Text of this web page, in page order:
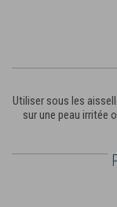
Utiliser sous les
sur une peau irritée